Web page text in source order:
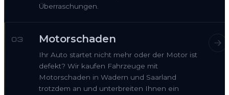
Überraschungen.
03 Motorschaden
Ihr Auto startet nicht mehr oder der Motor ist
defekt? Wir kaufen Fahrzeuge mit
Motorschaden in Wadern und Saarland
trotzdem an und unterbreiten Ihnen ein